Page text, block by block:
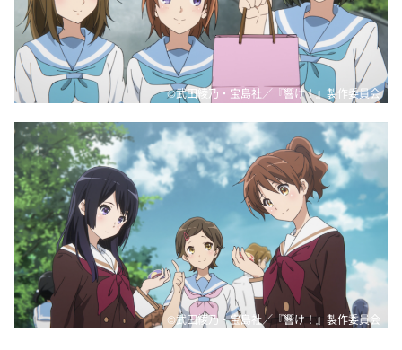
©武田綾乃・宝島社／『響け！』製作委員会
©武田綾乃・宝島社／『響け！』製作委員会